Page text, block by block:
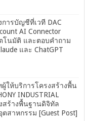
การบัญชีที่เวที DAC
AI Connector
โนมัติ และตอบคำถาม
และ ChatGPT
ผู้ให้บริการโครงสร้างพื้น
INDUSTRIAL
สร้างพื้นฐานดิจิทัล
สาหกรรม [Guest Post]